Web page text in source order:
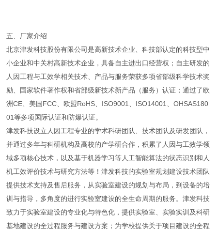
五、厂家介绍
北京津发科技股份有限公司是高新技术企业、科技部认定的科技型中
小企业和中关村高新技术企业，具备自主进出口经营权；自主研发的
人因工程与工效学相关技术、产品与服务荣获多项省部级科学技术奖
励、国家软件著作权和省部级新技术新产品（服务）认证；通过了欧
洲CE、美国FCC、欧盟RoHS、ISO9001、ISO14001、OHSAS180
01等多项国际认证和防爆认证。
津发科技设立人因工程专业的学术科研团队、技术团队及研发团队，
并通过多年与科研机构及高校的产学研合作，积累了人因与工效学领
域多项核心技术，以及基于机器学习等人工智能算法的状态识别和人
机工效评价技术与研究方法等！津发科技的实验室规划建设技术团队
提供技术支持及售后服务，从实验室建设的规划与布局，到设备的培
训与指导，多角度的进行实验室建设的全生命周期的服务。津发科技
致力于实验室建设的专业化与特色化，提供实验室、实验实训及科研
基地建设的全过程服务与建设方案；为学校提供关于项目建设的全程